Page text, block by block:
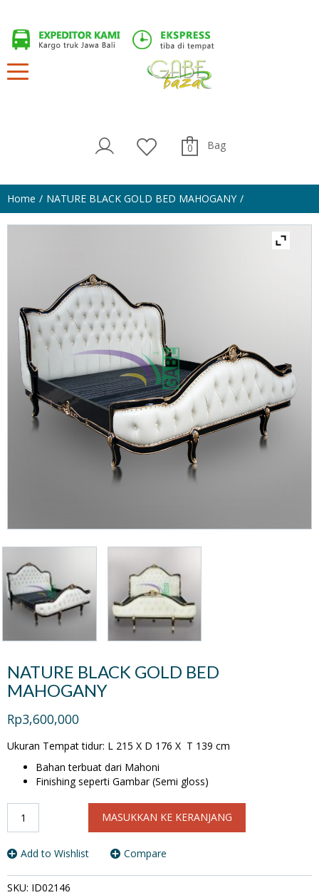
0 Bag
Home NATURE BLACK GOLD BED MAHOGANY
NATURE BLACK GOLD BED
MAHOGANY
Rp3,600,000
Ukuran Tempat tidur: L 215 X D 176 X T 139 cm
Bahan terbuat dari Mahoni
Finishing seperti Gambar (Semi gloss)
NATURE
GOLD
MAHOGANY
MASUKKAN KE KERANJANG
Add to Wishlist Compare
SKU: ID02146